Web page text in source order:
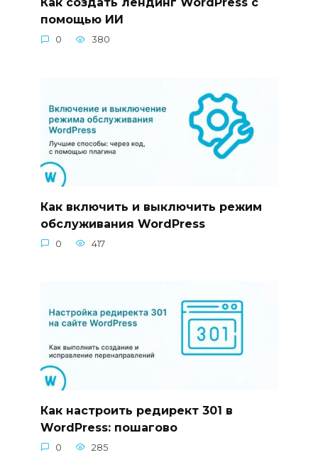
помощью ИИ
0 380
Как включить и выключить режим
обслуживания WordPress
0 417
Как настроить редирект 301 в
WordPress: пошагово
0 285